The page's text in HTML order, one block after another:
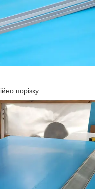
порізку.